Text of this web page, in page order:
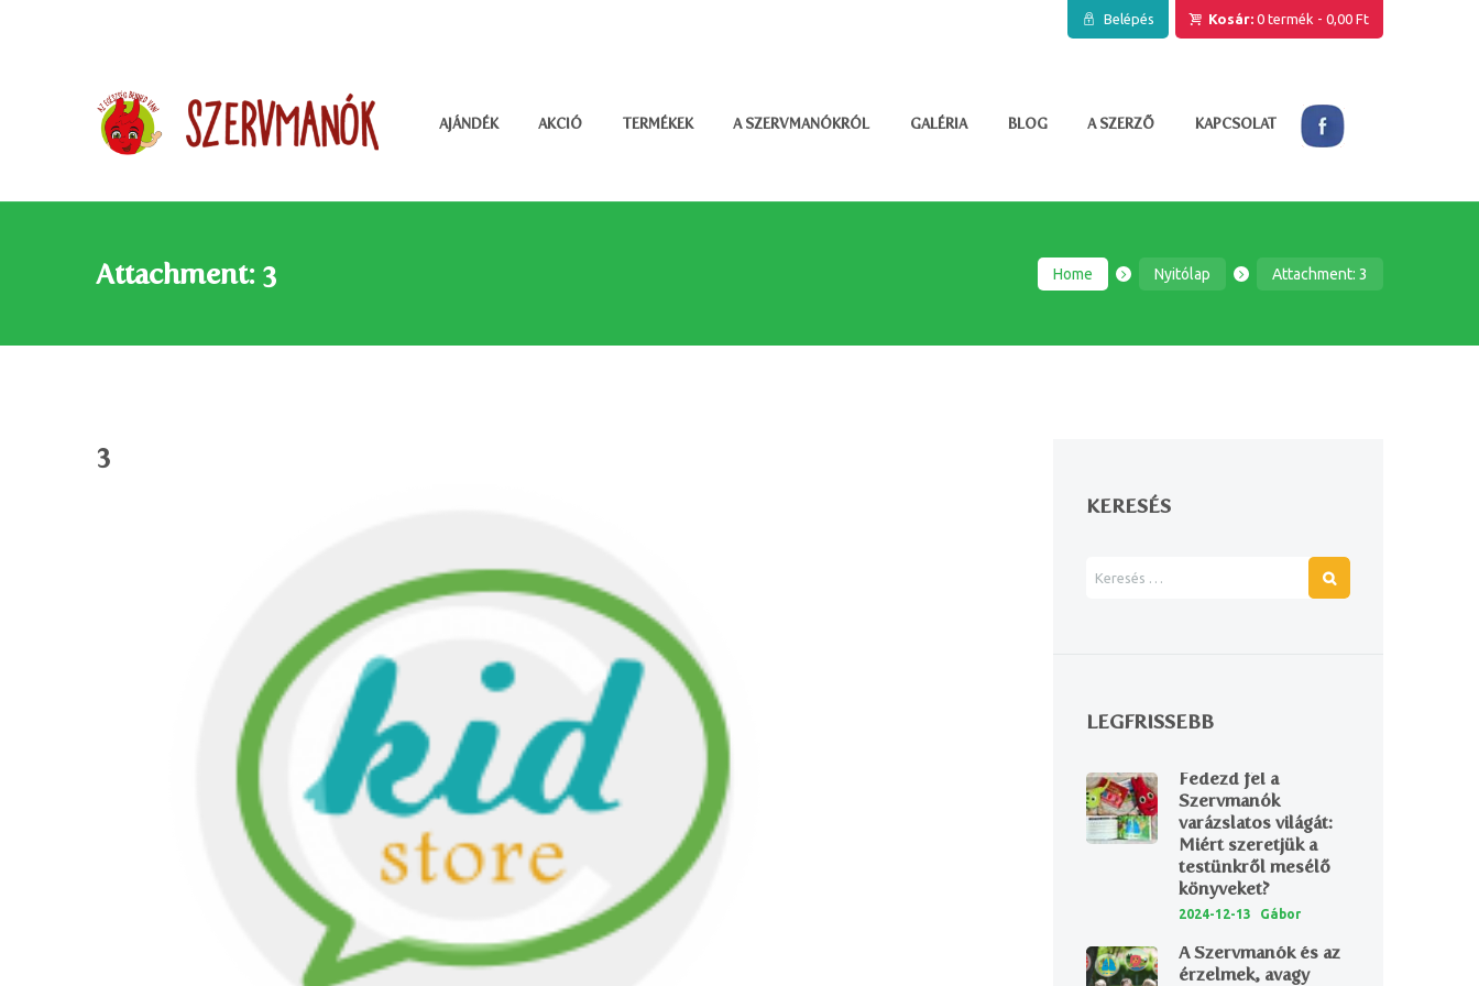
Belépés Kosár: 0 termék -0,00 Ft
AJÁNDÉK AKCIÓ TERMÉKEK A SZERVMANÓKRÓL GALÉRIA BLOG A SZERZŐ KAPCSOLAT
Attachment: 3 Home Nyitólap Attachment: 3
3
KERESÉS
LEGFRISSEBB
Fedezd fel a
Szervmanók
varázslatos világát:
Miért szeretjük a
testünkről mesélő
könyveket?
2024-12-13 Gábor
A Szervmanók és az
érzelmek, avagy